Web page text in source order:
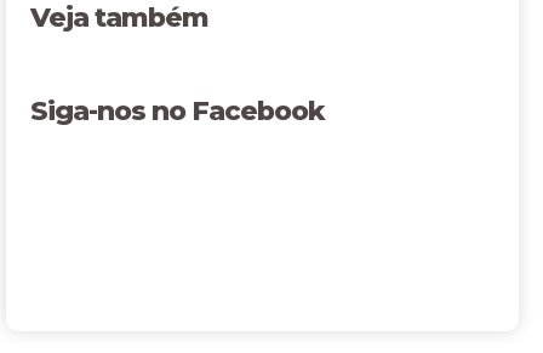
Veja também
Siga-nos no Facebook